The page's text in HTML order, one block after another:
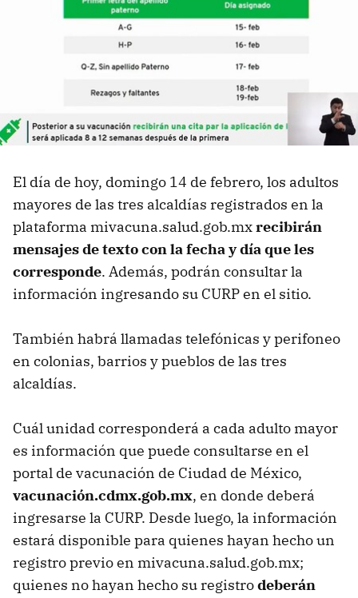
El día de hoy, domingo 14 de febrero, los adultos
mayores de las tres alcaldías registrados en la
plataforma mivacuna.salud.gob.mxrecibirán
mensajes de texto con la fecha y día que les
corresponde. Además, podrán consultar la
información ingresando su CURP en el sitio.
También habrá llamadas telefónicas y perifoneo
en colonias, barrios y pueblos de las tres
alcaldías.
Cuál unidad corresponderá a cada adulto mayor
es información que puede consultarse en el
portal de vacunación de Ciudad de México,
vacunación.cdmx.gob.mx, en donde deberá
ingresarse la CURP. Desde luego, la información
estará disponible para quienes hayan hecho un
registro previo en mivacuna.salud.gob.mx;
quienes no hayan hecho su registrodeberán